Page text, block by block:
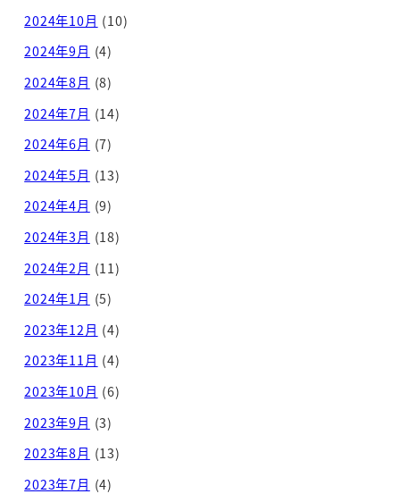
2024年10月 (10)
2024年9月 (4)
2024年8月 (8)
2024年7月 (14)
2024年6月 (7)
2024年5月 (13)
2024年4月 (9)
2024年3月 (18)
2024年2月 (11)
2024年1月 (5)
2023年12月 (4)
2023年11月 (4)
2023年10月 (6)
2023年9月 (3)
2023年8月 (13)
2023年7月 (4)